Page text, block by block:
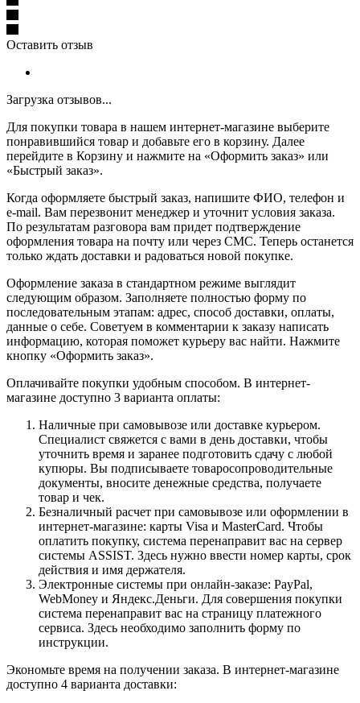
Оставить отзыв
Загрузка отзывов...
Для покупки товара в нашем интернет-магазине выберите
понравившийся товар и добавьте его в корзину. Далее
перейдите в Корзину и нажмите на «Оформить заказ» или
«Быстрый заказ».
Когда оформляете быстрый заказ, напишите ФИО, телефон и
e-mail. Вам перезвонит менеджер и уточнит условия заказа.
По результатам разговора вам придет подтверждение
оформления товара на почту или через СМС. Теперь останется
только ждать доставки и радоваться новой покупке.
Оформление заказа в стандартном режиме выглядит
следующим образом. Заполняете полностью форму по
последовательным этапам: адрес, способ доставки, оплаты,
данные о себе. Советуем в комментарии к заказу написать
информацию, которая поможет курьеру вас найти. Нажмите
кнопку «Оформить заказ».
Оплачивайте покупки удобным способом. В интернет-
магазине доступно 3 варианта оплаты:
Наличные при самовывозе или доставке курьером.
Специалист свяжется с вами в день доставки, чтобы
уточнить время и заранее подготовить сдачу с любой
купюры. Вы подписываете товаросопроводительные
документы, вносите денежные средства, получаете
товар и чек.
Безналичный расчет при самовывозе или оформлении в
интернет-магазине: карты Visa и MasterCard. Чтобы
оплатить покупку, система перенаправит вас на сервер
системы ASSIST. Здесь нужно ввести номер карты, срок
действия и имя держателя.
Электронные системы при онлайн-заказе: PayPal,
WebMoney и Яндекс.Деньги. Для совершения покупки
система перенаправит вас на страницу платежного
сервиса. Здесь необходимо заполнить форму по
инструкции.
Экономьте время на получении заказа. В интернет-магазине
доступно 4 варианта доставки: